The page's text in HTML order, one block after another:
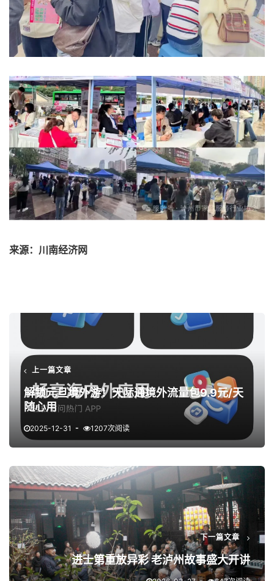
来源：川南经济网
上一篇文章
解锁元旦境外游！天际通境外流量包9.9元/天
随心用
2025-12-31 1207次阅读
下一篇文章
进士第重放异彩 老泸州故事盛大开讲